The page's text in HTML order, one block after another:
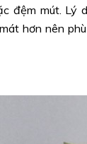
đệm mút. Lý
hơn nên